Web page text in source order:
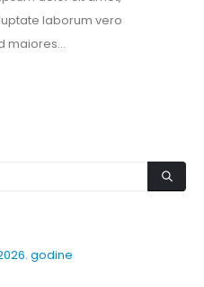
laborum vero
maiores...
godine